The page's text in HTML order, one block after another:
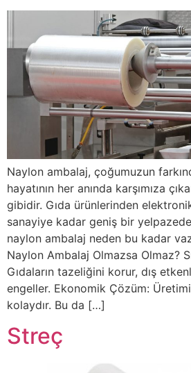
Naylon ambalaj, çoğumuzun
hayatının her anında karşımıza
gibidir. Gıda ürünlerinden
sanayiye kadar geniş bir yelpazede
naylon ambalaj neden bu kadar
Naylon Ambalaj Olmazsa Olmaz?
Gıdaların tazeliğini korur, dış
engeller. Ekonomik Çözüm: Üretimi
kolaydır. Bu da […]
Streç